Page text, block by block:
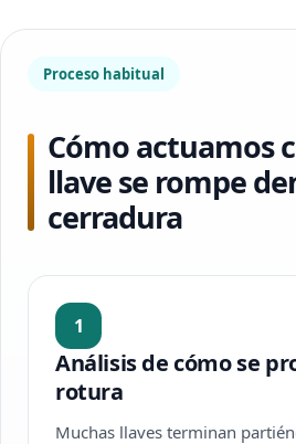
Proceso habitual
Cómo actuamos
llave se rompe
cerradura
1
Análisis de cómo se
rotura
Muchas llaves terminan